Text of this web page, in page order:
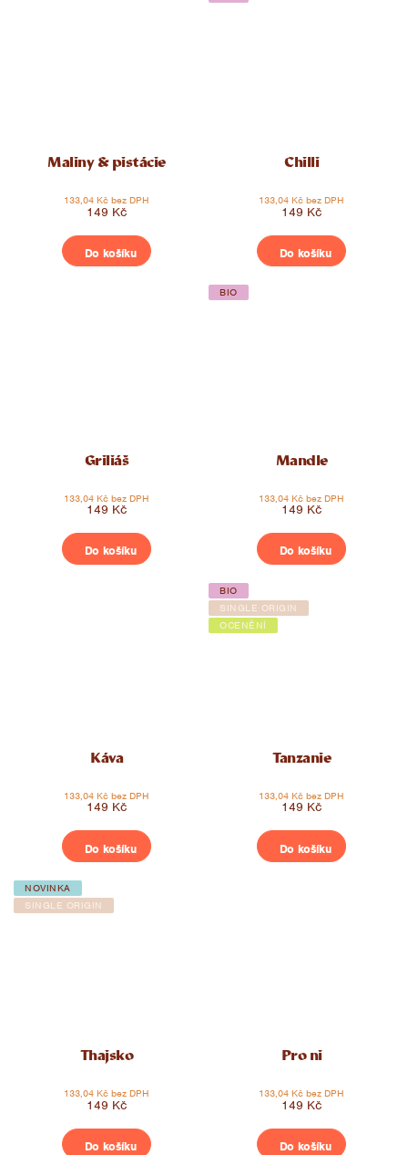
Maliny & pistácie
133,04 Kč bez DPH
149 Kč
Do košíku
Chilli
133,04 Kč bez DPH
149 Kč
Do košíku
Griliáš
133,04 Kč bez DPH
149 Kč
Do košíku
BIO
Mandle
133,04 Kč bez DPH
149 Kč
Do košíku
Káva
133,04 Kč bez DPH
149 Kč
Do košíku
BIO
SINGLE ORIGIN
OCENĚNÍ
Tanzanie
133,04 Kč bez DPH
149 Kč
Do košíku
NOVINKA
SINGLE ORIGIN
Thajsko
133,04 Kč bez DPH
149 Kč
Do košíku
Pro ni
133,04 Kč bez DPH
149 Kč
Do košíku